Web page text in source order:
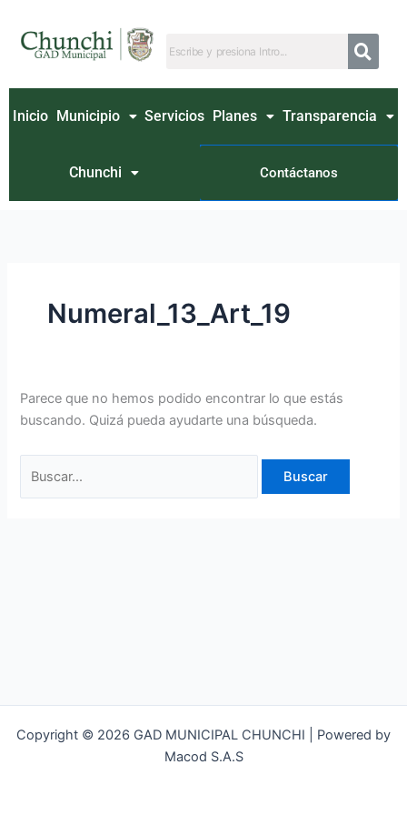
contenido
Inicio Municipio Servicios Planes Transparencia
Chunchi Contáctanos
Numeral_13_Art_19
Parece que no hemos podido encontrar lo que estás
buscando. Quizá pueda ayudarte una búsqueda.
por:
Copyright © 2026 GAD MUNICIPAL CHUNCHI | Powered by
Macod S.A.S